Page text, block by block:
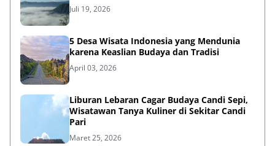
Juli 19, 2026
5 Desa Wisata Indonesia yang Mendunia
karena Keaslian Budaya dan Tradisi
April 03, 2026
Liburan Lebaran Cagar Budaya Candi Sepi,
Wisatawan Tanya Kuliner di Sekitar Candi
Pari
Maret 25, 2026